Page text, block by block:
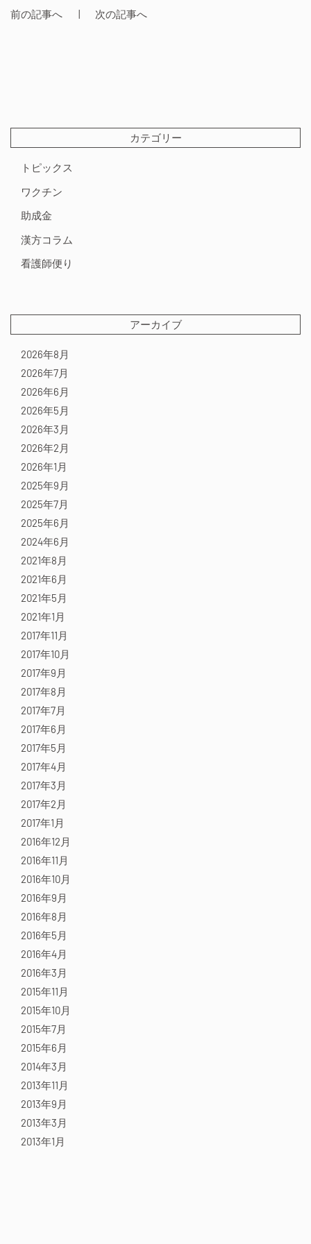
前の記事へ 次の記事へ
カテゴリー
トピックス
ワクチン
助成金
漢方コラム
看護師便り
アーカイブ
2026年8月
2026年7月
2026年6月
2026年5月
2026年3月
2026年2月
2026年1月
2025年9月
2025年7月
2025年6月
2024年6月
2021年8月
2021年6月
2021年5月
2021年1月
2017年11月
2017年10月
2017年9月
2017年8月
2017年7月
2017年6月
2017年5月
2017年4月
2017年3月
2017年2月
2017年1月
2016年12月
2016年11月
2016年10月
2016年9月
2016年8月
2016年5月
2016年4月
2016年3月
2015年11月
2015年10月
2015年7月
2015年6月
2014年3月
2013年11月
2013年9月
2013年3月
2013年1月